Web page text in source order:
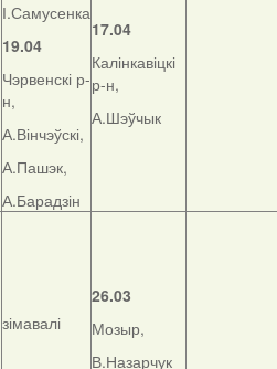
І.Самусенка
19.04
Чэрвенскі р-
н,
А.Вінчэўскі,
А.Пашэк,
А.Барадзін
17.04
Калінкавіцкі
р-н,
А.Шэўчык
зімавалі
26.03
Мозыр,
В.Назарчук